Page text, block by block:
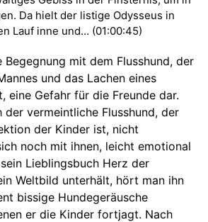
Da hielt der listige Odysseus in
Lauf inne und… (01:00:45)
mit dem Flusshund, der
und das Lachen eines
eine Gefahr für die Freunde dar.
der vermeintliche Flusshund, der
der Kinder ist, nicht
noch mit ihnen, leicht emotional
Lieblingsbuch Herz der
Weltbild unterhält, hört man ihn
bissige Hundegeräusche
er die Kinder fortjagt. Nach